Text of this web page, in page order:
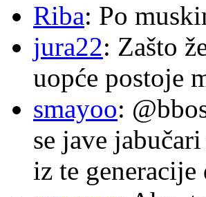
Riba: Po
jura22: Zašto
uopće postoje
smayoo:
se jave
iz te